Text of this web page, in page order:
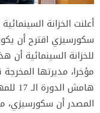
أعلنت الخزانة
سكورسيزي اقترح أن
للخزانة السينمائية أن
مؤخرا، مديرتها
المصدر أن